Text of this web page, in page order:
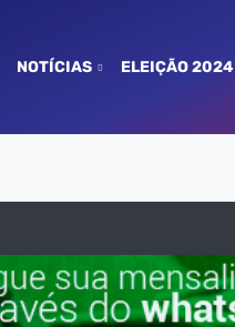
NOTÍCIAS ELEIÇÃO 2024